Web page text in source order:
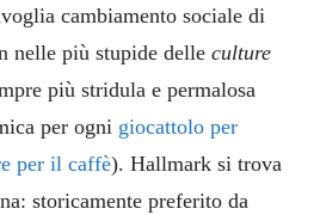
cambiamento sociale di
nelle più stupide delleculture
più stridula e permalosa
per ogni giocattolo per
per il caffè). Hallmark si trova
storicamente preferito da